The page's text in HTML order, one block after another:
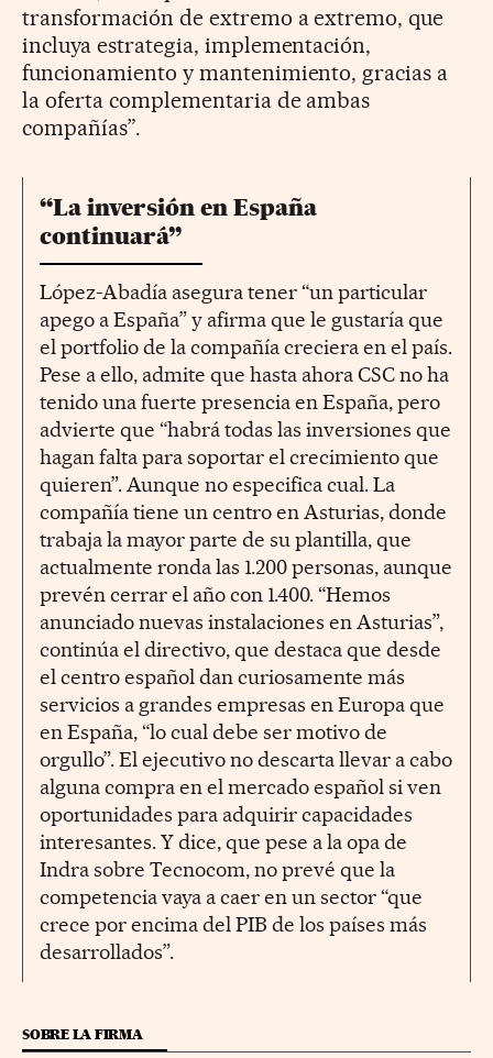
transformación de extremo a extremo, que
incluya estrategia, implementación,
funcionamiento y mantenimiento, gracias a
la oferta complementaria de ambas
compañías”.
“La inversión en España
continuará”
López-Abadía asegura tener “un particular
apego a España” y afirma que le gustaría que
el portfolio de la compañía creciera en el país.
Pese a ello, admite que hasta ahora CSC no ha
tenido una fuerte presencia en España, pero
advierte que “habrá todas las inversiones que
hagan falta para soportar el crecimiento que
quieren”. Aunque no especifica cual. La
compañía tiene un centro en Asturias, donde
trabaja la mayor parte de su plantilla, que
actualmente ronda las 1.200 personas, aunque
prevén cerrar el año con 1.400. “Hemos
anunciado nuevas instalaciones en Asturias”,
continúa el directivo, que destaca que desde
el centro español dan curiosamente más
servicios a grandes empresas en Europa que
en España, “lo cual debe ser motivo de
orgullo”. El ejecutivo no descarta llevar a cabo
alguna compra en el mercado español si ven
oportunidades para adquirir capacidades
interesantes. Y dice, que pese a la opa de
Indra sobre Tecnocom, no prevé que la
competencia vaya a caer en un sector “que
crece por encima del PIB de los países más
desarrollados”.
SOBRE LA FIRMA